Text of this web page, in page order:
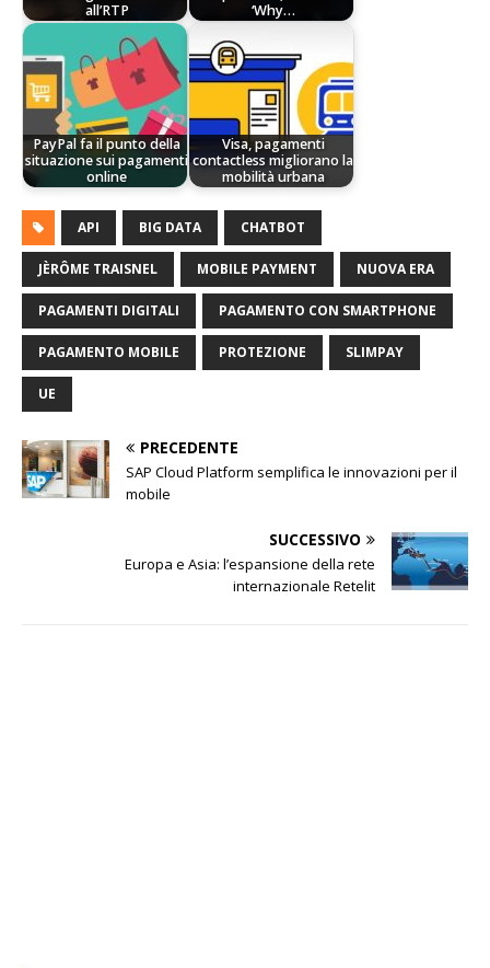
all’RTP
‘Why…
PayPal fa il punto della
situazione sui pagamenti
online
Visa, pagamenti
contactless migliorano la
mobilità urbana
API BIG DATA CHATBOT
JÈRÔME TRAISNEL MOBILE PAYMENT NUOVA ERA
PAGAMENTI DIGITALI PAGAMENTO CON SMARTPHONE
PAGAMENTO MOBILE PROTEZIONE SLIMPAY
UE
PRECEDENTE
SAP Cloud Platform semplifica le innovazioni per il
mobile
SUCCESSIVO
Europa e Asia: l’espansione della rete
internazionale Retelit